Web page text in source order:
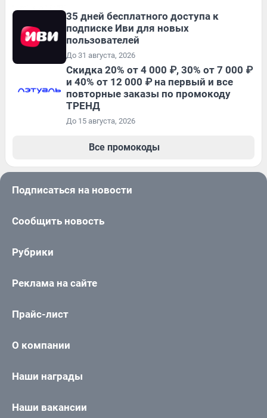
35 дней бесплатного доступа к
подписке Иви для новых
пользователей
До 31 августа, 2026
Скидка 20% от 4 000 ₽, 30% от 7 000 ₽
и 40% от 12 000 ₽ на первый и все
повторные заказы по промокоду
ТРЕНД
До 15 августа, 2026
Все промокоды
Подписаться на новости
Сообщить новость
Рубрики
Реклама на сайте
Прайс-лист
О компании
Наши награды
Наши вакансии